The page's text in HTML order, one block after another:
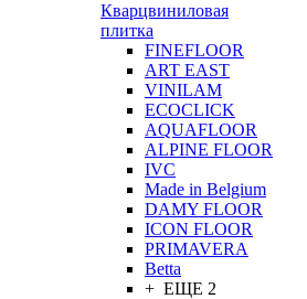
Кварцвиниловая
плитка
FINEFLOOR
ART EAST
VINILAM
ECOCLICK
AQUAFLOOR
ALPINE FLOOR
IVC
Made in Belgium
DAMY FLOOR
ICON FLOOR
PRIMAVERA
Betta
+ ЕЩЕ 2